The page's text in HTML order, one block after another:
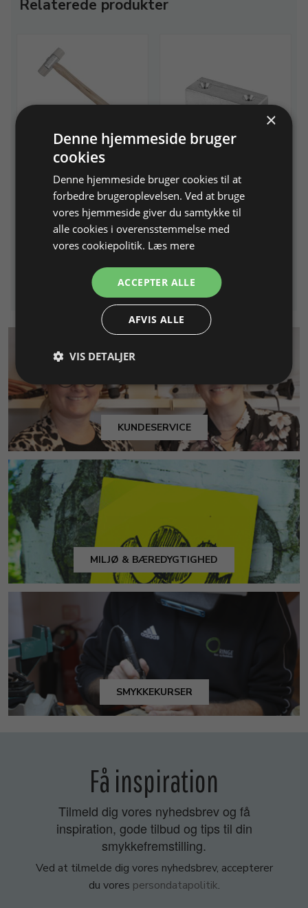
Relaterede produkter
Picard nylonhammer
250 g, hoved Ø 27 mm, skaft
270 mm
Varenr. 213865 På lager
139,00 DKK
Læg i kurv
Holder til guldsmedebord
Aluminium
Varenr. 214698
91,87 DKK
Info
KUNDESERVICE
MILJØ & BÆREDYGTIGHED
SMYKKEKURSER
Få inspiration
Tilmeld dig vores nyhedsbrev og få
inspiration, gode tilbud og tips til din
smykkefremstilling.
Ved at tilmelde dig vores nyhedsbrev, accepterer
du vores persondatapolitik.
×
Denne hjemmeside bruger
cookies
Denne hjemmeside bruger cookies til at
forbedre brugeroplevelsen. Ved at bruge
vores hjemmeside giver du samtykke til
alle cookies i overensstemmelse med
vores cookiepolitik. Læs mere
ACCEPTER ALLE
AFVIS ALLE
VIS DETALJER